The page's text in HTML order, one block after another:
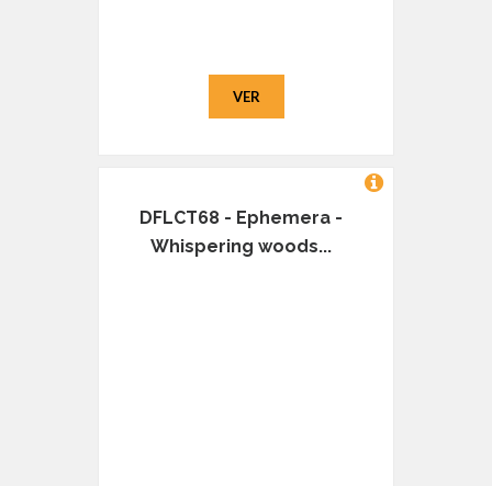
VER
DFLCT68 - Ephemera -
Whispering woods...